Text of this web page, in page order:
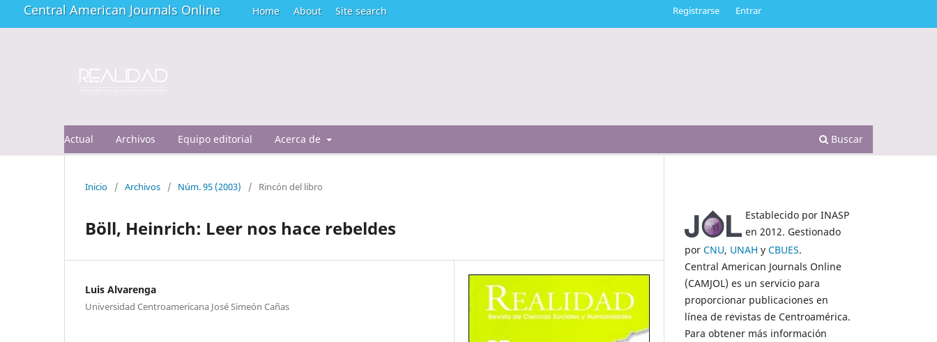
Central American Journals Online Home About Site search
Actual Archivos Equipo editorial Acerca de Buscar
Registrarse Entrar
Inicio / Archivos / Núm. 95 (2003) / Rincón del libro
Böll, Heinrich: Leer nos hace rebeldes
Luis Alvarenga
Universidad Centroamericana José Simeón Cañas
Establecido por INASP
en 2012. Gestionado
por CNU, UNAH y CBUES.
Central American Journals Online
(CAMJOL) es un servicio para
proporcionar publicaciones en
línea de revistas de Centroamérica.
Para obtener más información